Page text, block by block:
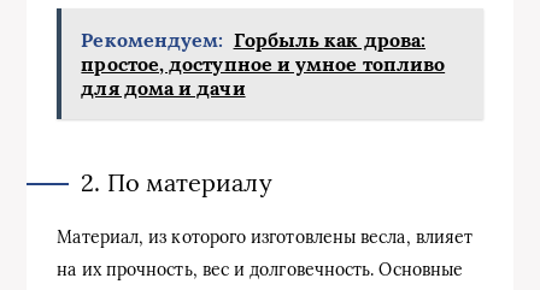
Рекомендуем: Горбыль как дрова:
простое, доступное и умное топливо
для дома и дачи
2. По материалу
Материал, из которого изготовлены весла, влияет
на их прочность, вес и долговечность. Основные